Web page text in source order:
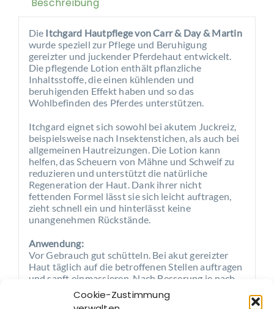
Cookie-Zustimmung
Die Itchgard Hautpflege von Carr & Day & Martin
wurde speziell zur Pflege und Beruhigung
gereizter und juckender Pferdehaut entwickelt.
Die pflegende Lotion enthält pflanzliche
Inhaltsstoffe, die einen kühlenden und
beruhigenden Effekt haben und so das
Wohlbefinden des Pferdes unterstützen.
Itchgard eignet sich sowohl bei akutem Juckreiz,
beispielsweise nach Insektenstichen, als auch bei
allgemeinen Hautreizungen. Die Lotion kann
helfen, das Scheuern von Mähne und Schweif zu
reduzieren und unterstützt die natürliche
Regeneration der Haut. Dank ihrer nicht
fettenden Formel lässt sie sich leicht auftragen,
zieht schnell ein und hinterlässt keine
unangenehmen Rückstände.
Anwendung:
Vor Gebrauch gut schütteln. Bei akut gereizter
Haut täglich auf die betroffenen Stellen auftragen
und sanft einmassieren. Nach Besserung je nach
Bedarf weiter anwenden.